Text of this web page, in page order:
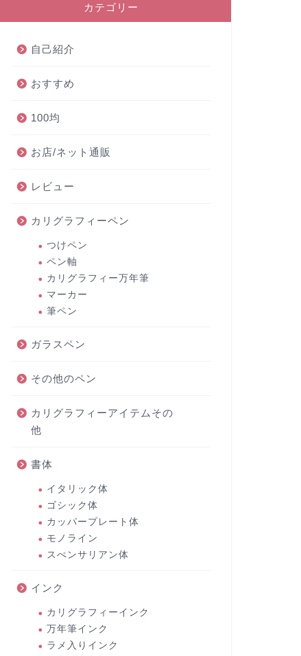
カテゴリー
自己紹介
おすすめ
100均
お店/ネット通販
レビュー
カリグラフィーペン
つけペン
ペン軸
カリグラフィー万年筆
マーカー
筆ペン
ガラスペン
その他のペン
カリグラフィーアイテムその
他
書体
イタリック体
ゴシック体
カッパープレート体
モノライン
スぺンサリアン体
インク
カリグラフィーインク
万年筆インク
ラメ入りインク